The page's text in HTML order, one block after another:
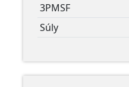
3PMSF
Súly